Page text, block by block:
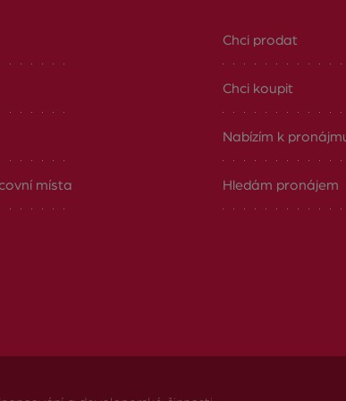
místa
Chci prodat
Chci koupit
Nabízím k
Hledám pronájem